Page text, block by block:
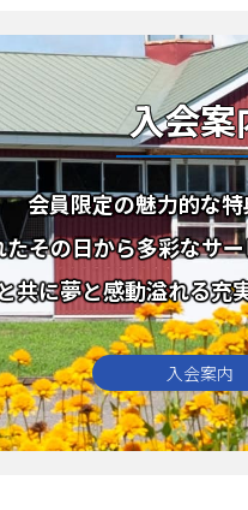
入会案
会員限定の魅力的な
その日から多彩なサ
共に夢と感動溢れる充
入会案内